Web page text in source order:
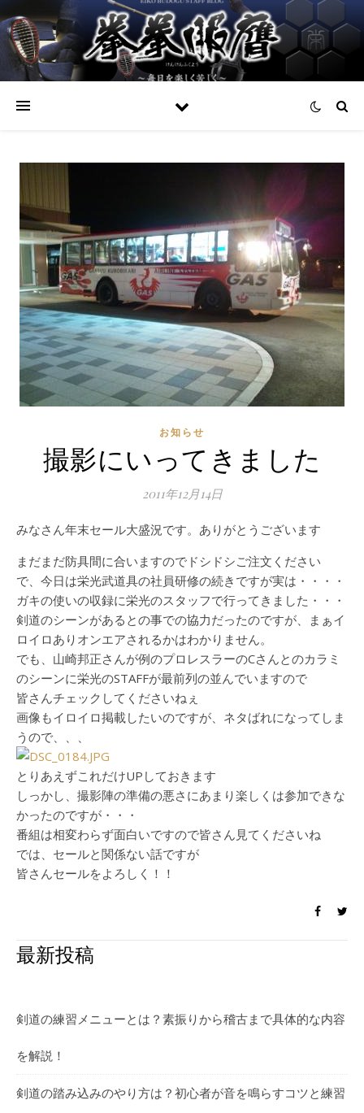
お知らせ
撮影にいってきました
2011年12月14日
みなさん年末セール大盛況です。ありがとうございます
まだまだ防具間に合いますのでドシドシご注文ください
で、今日は栄光武道具の社員研修の続きですが実は・・・・
ガキの使いの収録に栄光のスタッフで行ってきました・・・
剣道のシーンがあるとの事での協力だったのですが、まぁイ
ロイロありオンエアされるかはわかりません。
でも、山崎邦正さんが例のプロレスラーのCさんとのカラミ
のシーンに栄光のSTAFFが最前列の並んでいますので
皆さんチェックしてくださいねぇ
画像もイロイロ掲載したいのですが、ネタばれになってしま
うので、、、
とりあえずこれだけUPしておきます
しっかし、撮影陣の準備の悪さにあまり楽しくは参加できな
かったのですが・・・
番組は相変わらず面白いですので皆さん見てくださいね
では、セールと関係ない話ですが
皆さんセールをよろしく！！
最新投稿
剣道の練習メニューとは？素振りから稽古まで具体的な内容
を解説！
剣道の踏み込みのやり方は？初心者が音を鳴らすコツと練習